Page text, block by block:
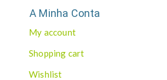
A Minha Conta
My account
Shopping cart
Wishlist